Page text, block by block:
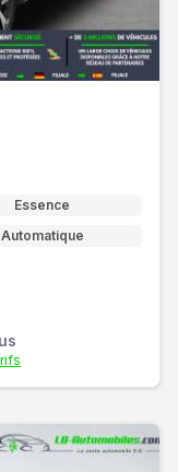
Essence
Automatique